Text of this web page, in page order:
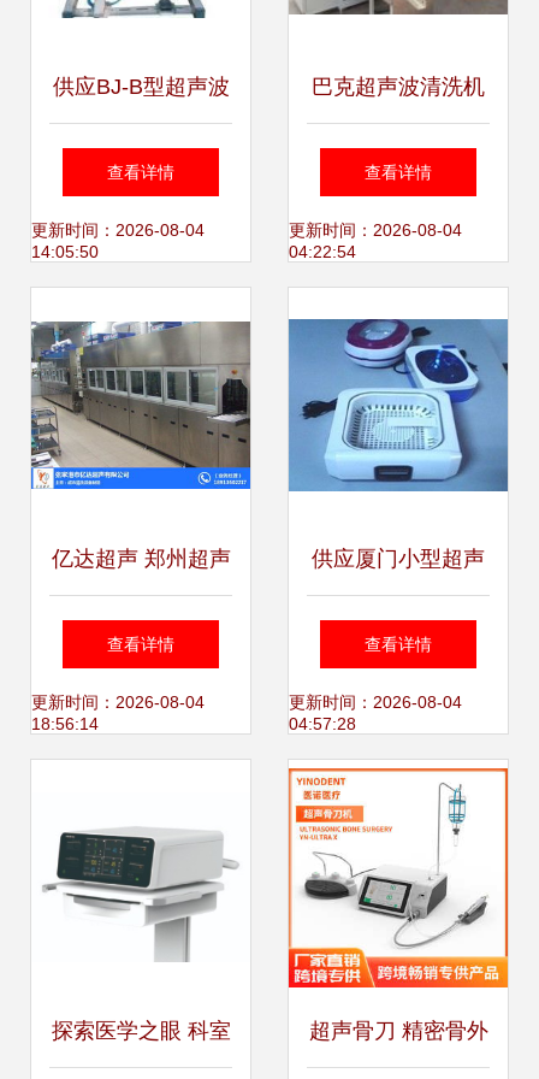
供应BJ-B型超声波
点焊机 高效精准的
工业焊接解决方案
查看详情
更新时间：2026-08-04
14:05:50
巴克超声波清洗机
济南厂家热销，高
效清洗解决方案
查看详情
更新时间：2026-08-04
04:22:54
亿达超声 郑州超声
波清洗设备行业的
领航者
查看详情
更新时间：2026-08-04
18:56:14
供应厦门小型超声
波首选艺丰超 品质
与高科技的行业标
杆
查看详情
更新时间：2026-08-04
04:57:28
探索医学之眼 科室 超声骨刀 精密骨外